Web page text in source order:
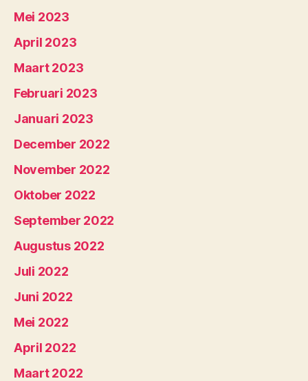
Mei 2023
April 2023
Maart 2023
Februari 2023
Januari 2023
December 2022
November 2022
Oktober 2022
September 2022
Augustus 2022
Juli 2022
Juni 2022
Mei 2022
April 2022
Maart 2022